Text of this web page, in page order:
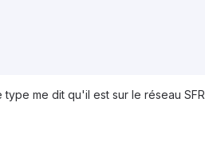
me dit qu'il est sur le réseau SFR